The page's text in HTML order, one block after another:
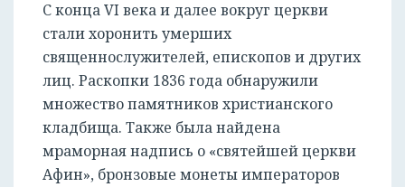
С конца VI века и далее вокруг церкви
стали хоронить умерших
священнослужителей, епископов и других
лиц. Раскопки 1836 года обнаружили
множество памятников христианского
кладбища. Также была найдена
мраморная надпись о «святейшей церкви
Афин», бронзовые монеты императоров